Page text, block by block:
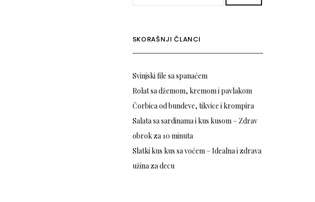
SKORAŠNJI ČLANCI
Svinjski file sa spanaćem
Rolat sa džemom, kremom i pavlakom
Čorbica od bundeve, tikvice i krompira
Salata sa sardinama i kus kusom – Zdrav
obrok za 10 minuta
Slatki kus kus sa voćem – Idealna i zdrava
užina za decu